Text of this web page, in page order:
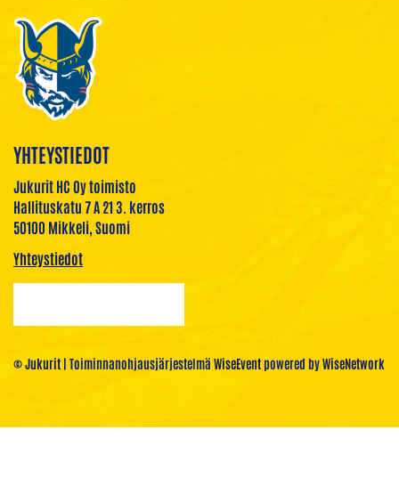
YHTEYSTIEDOT
Jukurit HC Oy toimisto
Hallituskatu 7 A 21 3. kerros
50100 Mikkeli, Suomi
Yhteystiedot
© Jukurit | Toiminnanohjausjärjestelmä WiseEventpowered byWiseNetwork